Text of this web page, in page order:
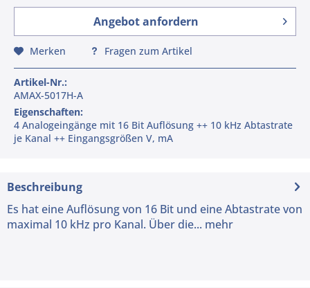
Angebot anfordern
Merken Fragen zum Artikel
Artikel-Nr.:
AMAX-5017H-A
Eigenschaften:
4 Analogeingänge mit 16 Bit Auflösung ++ 10 kHz Abtastrate
je Kanal ++ Eingangsgrößen V, mA
Beschreibung
Es hat eine Auflösung von 16 Bit und eine Abtastrate von
maximal 10 kHz pro Kanal. Über die... mehr